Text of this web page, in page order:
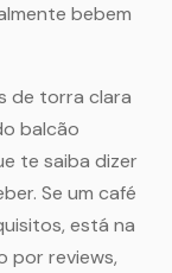
bebem
de torra clara
balcão
te saiba dizer
Se um café
está na
por reviews,